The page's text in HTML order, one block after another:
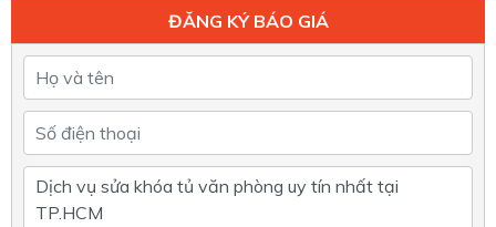
ĐĂNG KÝ BÁO GIÁ